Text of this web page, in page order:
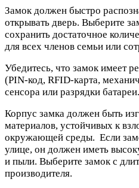
Замок должен быстро
открывать дверь. Выберите
сохранить достаточное
для всех членов семьи или
Убедитесь, что замок имеет
(PIN-код, RFID-карта,
сенсора или разрядки батареи.
Корпус замка должен быть
материалов, устойчивых к
окружающей среды. Если
улице, он должен иметь
и пыли. Выберите замок с
производителя.